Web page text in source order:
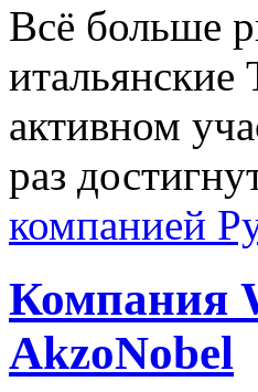
Всё больше
активном
раз
компанией
Компания
AkzoNobel